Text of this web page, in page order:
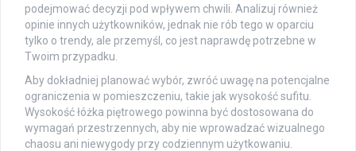
podejmować decyzji pod wpływem chwili. Analizuj również
opinie innych użytkowników, jednak nie rób tego w oparciu
tylko o trendy, ale przemyśl, co jest naprawdę potrzebne w
Twoim przypadku.
Aby dokładniej planować wybór, zwróć uwagę na potencjalne
ograniczenia w pomieszczeniu, takie jak wysokość sufitu.
Wysokość łóżka piętrowego powinna być dostosowana do
wymagań przestrzennych, aby nie wprowadzać wizualnego
chaosu ani niewygody przy codziennym użytkowaniu.